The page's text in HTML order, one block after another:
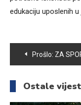
edukaciju uposlenih
Navigacija
članaka
Prošlo: ZA SPORTSKA UDRUŽENJA U 2015. GODINI IZ BUDŽETA OPĆINE VOGOŠĆA
Ostale